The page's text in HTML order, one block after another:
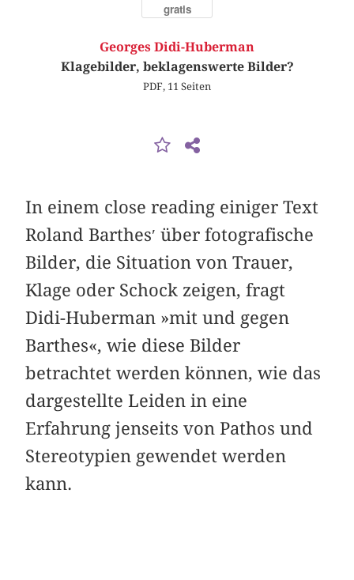
gratis
Georges Didi-Huberman
Klagebilder, beklagenswerte Bilder?
PDF, 11 Seiten
In einem close reading einiger Text
Roland Barthes′ über fotografische
Bilder, die Situation von Trauer,
Klage oder Schock zeigen, fragt
Didi-Huberman »mit und gegen
Barthes«, wie diese Bilder
betrachtet werden können, wie das
dargestellte Leiden in eine
Erfahrung jenseits von Pathos und
Stereotypien gewendet werden
kann.